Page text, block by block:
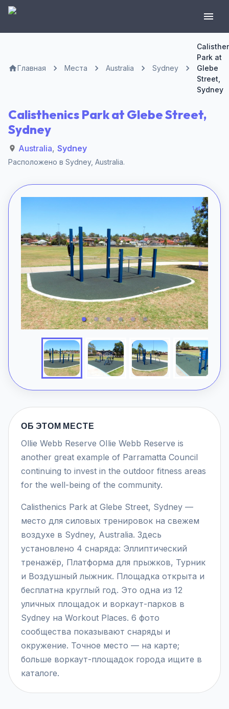
Главная Места Australia Sydney
Park at
Glebe
Street,
Sydney
Calisthenics Park at Glebe Street,
Sydney
Australia, Sydney
Расположено в Sydney, Australia.
1 of 6
ОБ ЭТОМ МЕСТЕ
Ollie Webb Reserve OIlie Webb Reserve is
another great example of Parramatta Council
continuing to invest in the outdoor fitness areas
for the well-being of the community.
Calisthenics Park at Glebe Street, Sydney —
место для силовых тренировок на свежем
воздухе в Sydney, Australia. Здесь
установлено 4 снаряда: Эллиптический
тренажёр, Платформа для прыжков, Турник
и Воздушный лыжник. Площадка открыта и
бесплатна круглый год. Это одна из 12
уличных площадок и воркаут-парков в
Sydney на Workout Places. 6 фото
сообщества показывают снаряды и
окружение. Точное место — на карте;
больше воркаут-площадок города ищите в
каталоге.